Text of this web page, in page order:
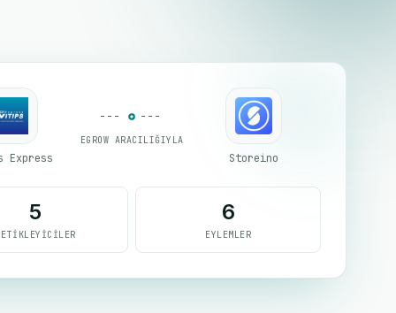
Express
EGROW ARACILIĞIYLA
Storeino
5 6
EYLEMLER